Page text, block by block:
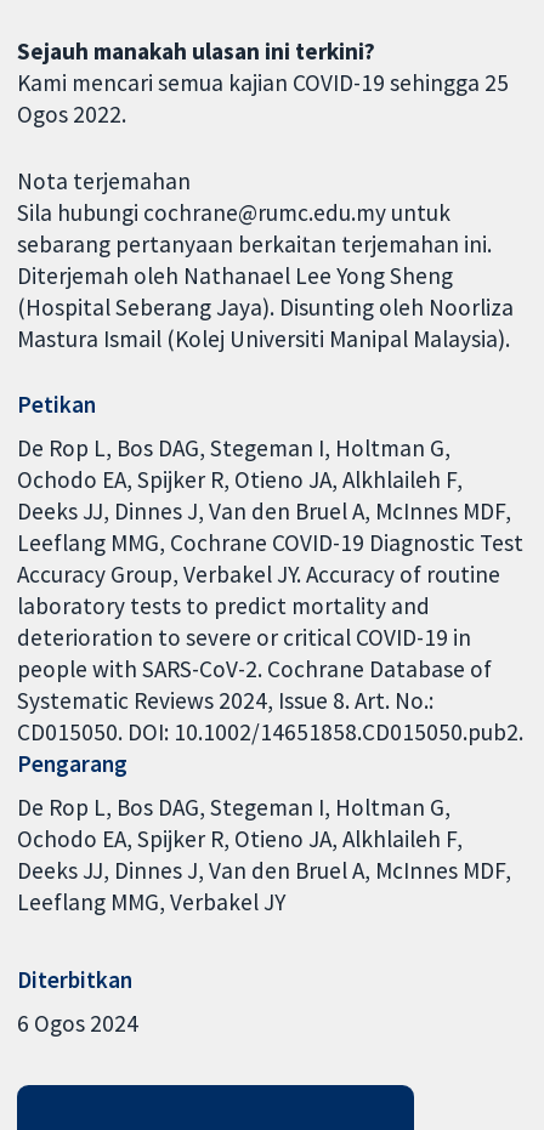
Sejauh manakah ulasan ini terkini?
Kami mencari semua kajian COVID-19 sehingga 25
Ogos 2022.
Nota terjemahan
Sila hubungi cochrane@rumc.edu.my untuk
sebarang pertanyaan berkaitan terjemahan ini.
Diterjemah oleh Nathanael Lee Yong Sheng
(Hospital Seberang Jaya). Disunting oleh Noorliza
Mastura Ismail (Kolej Universiti Manipal Malaysia).
Petikan
De Rop L, Bos DAG, Stegeman I, Holtman G,
Ochodo EA, Spijker R, Otieno JA, Alkhlaileh F,
Deeks JJ, Dinnes J, Van den Bruel A, McInnes MDF,
Leeflang MMG, Cochrane COVID-19 Diagnostic Test
Accuracy Group, Verbakel JY. Accuracy of routine
laboratory tests to predict mortality and
deterioration to severe or critical COVID-19 in
people with SARS-CoV-2. Cochrane Database of
Systematic Reviews 2024, Issue 8. Art. No.:
CD015050. DOI: 10.1002/14651858.CD015050.pub2.
Pengarang
De Rop L Bos DAG Stegeman I Holtman G
Ochodo EA Spijker R Otieno JA Alkhlaileh F
Deeks JJ Dinnes J Van den Bruel A McInnes MDF
Leeflang MMG Verbakel JY
Diterbitkan
6 Ogos 2024